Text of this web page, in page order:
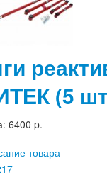
(5
6400 p.
товара